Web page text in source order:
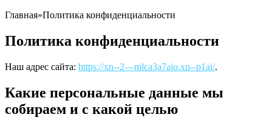
Главная»Политика конфиденциальности
Политика конфиденциальности
Наш адрес сайта: https://xn--2—mlca3a7aio.xn--p1ai/.
Какие персональные данные мы
собираем и с какой целью